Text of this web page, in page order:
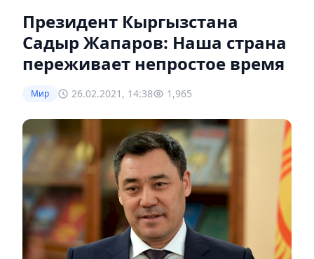
Президент Кыргызстана
Садыр Жапаров: Наша страна
переживает непростое время
Мир 26.02.2021, 14:38 1,965